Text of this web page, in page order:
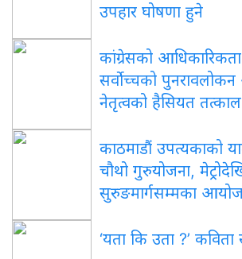
उपहार घोषणा हुने
कांग्रेसको आधिकारिकता
सर्वोच्चको
नेतृत्वको हैसियत
काठमाडौं उपत्यकाको
चौथो गुरुयोजना,
सुरुङमार्गसम्मका
‘यता कि उता ?’ कविता